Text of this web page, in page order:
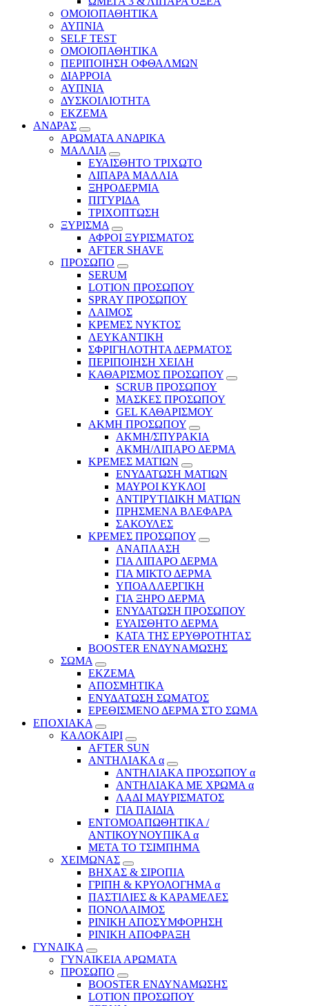
ΟΜΟΙΟΠΑΘΗΤΙΚΑ
ΑΥΠΝΙΑ
SELF TEST
ΟΜΟΙΟΠΑΘΗΤΙΚΑ
ΠΕΡΙΠΟΙΗΣΗ ΟΦΘΑΛΜΩΝ
ΔΙΑΡΡΟΙΑ
ΑΥΠΝΙΑ
ΔΥΣΚΟΙΛΙΟΤΗΤΑ
ΕΚΖΕΜΑ
ΑΝΔΡΑΣ
ΑΡΩΜΑΤΑ ΑΝΔΡΙΚΑ
ΜΑΛΛΙΑ
ΕΥΑΙΣΘΗΤΟ ΤΡΙΧΩΤΟ
ΛΙΠΑΡΑ ΜΑΛΛΙΑ
ΞΗΡΟΔΕΡΜΙΑ
ΠΙΤΥΡΙΔΑ
ΤΡΙΧΟΠΤΩΣΗ
ΞΥΡΙΣΜΑ
ΑΦΡΟΙ ΞΥΡΙΣΜΑΤΟΣ
AFTER SHAVE
ΠΡΟΣΩΠΟ
SERUM
LOTION ΠΡΟΣΩΠΟΥ
SPRAY ΠΡΟΣΩΠΟΥ
ΛΑΙΜΟΣ
ΚΡΕΜΕΣ ΝΥΚΤΟΣ
ΛΕΥΚΑΝΤΙΚΗ
ΣΦΡΙΓΗΛΟΤΗΤΑ ΔΕΡΜΑΤΟΣ
ΠΕΡΙΠΟΙΗΣΗ ΧΕΙΛΗ
ΚΑΘΑΡΙΣΜΟΣ ΠΡΟΣΩΠΟΥ
SCRUB ΠΡΟΣΩΠΟΥ
ΜΑΣΚΕΣ ΠΡΟΣΩΠΟΥ
GEL ΚΑΘΑΡΙΣΜΟΥ
ΑΚΜΗ ΠΡΟΣΩΠΟΥ
ΑΚΜΗ/ΣΠΥΡΑΚΙΑ
ΑΚΜΗ/ΛΙΠΑΡΟ ΔΕΡΜΑ
ΚΡΕΜΕΣ ΜΑΤΙΩΝ
ΕΝΥΔΑΤΩΣΗ ΜΑΤΙΩΝ
ΜΑΥΡΟΙ ΚΥΚΛΟΙ
ΑΝΤΙΡΥΤΙΔΙΚΗ ΜΑΤΙΩΝ
ΠΡΗΣΜΕΝΑ ΒΛΕΦΑΡΑ
ΣΑΚΟΥΛΕΣ
ΚΡΕΜΕΣ ΠΡΟΣΩΠΟΥ
ΑΝΑΠΛΑΣΗ
ΓΙΑ ΛΙΠΑΡΟ ΔΕΡΜΑ
ΓΙΑ ΜΙΚΤΟ ΔΕΡΜΑ
ΥΠΟΑΛΛΕΡΓΙΚΗ
ΓΙΑ ΞΗΡΟ ΔΕΡΜΑ
ΕΝΥΔΑΤΩΣΗ ΠΡΟΣΩΠΟΥ
ΕΥΑΙΣΘΗΤΟ ΔΕΡΜΑ
ΚΑΤΑ ΤΗΣ ΕΡΥΘΡΟΤΗΤΑΣ
BOOSTER ΕΝΔΥΝΑΜΩΣΗΣ
ΣΩΜΑ
ΕΚΖΕΜΑ
ΑΠΟΣΜΗΤΙΚΑ
ΕΝΥΔΑΤΩΣΗ ΣΩΜΑΤΟΣ
ΕΡΕΘΙΣΜΕΝΟ ΔΕΡΜΑ ΣΤΟ ΣΩΜΑ
ΕΠΟΧΙΑΚΑ
ΚΑΛΟΚΑΙΡΙ
AFTER SUN
ΑΝΤΗΛΙΑΚΑ α
ΑΝΤΗΛΙΑΚΑ ΠΡΟΣΩΠΟΥ α
ΑΝΤΗΛΙΑΚΑ ΜΕ ΧΡΩΜΑ α
ΛΑΔΙ ΜΑΥΡΙΣΜΑΤΟΣ
ΓΙΑ ΠΑΙΔΙΑ
ΕΝΤΟΜΟΑΠΩΘΗΤΙΚΑ /
ΑΝΤΙΚΟΥΝΟΥΠΙΚΑ α
ΜΕΤΑ ΤΟ ΤΣΙΜΠΗΜΑ
ΧΕΙΜΩΝΑΣ
ΒΗΧΑΣ & ΣΙΡΟΠΙΑ
ΓΡΙΠΗ & ΚΡΥΟΛΟΓΗΜΑ α
ΠΑΣΤΙΛΙΕΣ & ΚΑΡΑΜΕΛΕΣ
ΠΟΝΟΛΑΙΜΟΣ
ΡΙΝΙΚΗ ΑΠΟΣΥΜΦΟΡΗΣΗ
ΡΙΝΙΚΗ ΑΠΟΦΡΑΞΗ
ΓΥΝΑΙΚΑ
ΓΥΝΑΙΚΕΙΑ ΑΡΩΜΑΤΑ
ΠΡΟΣΩΠΟ
BOOSTER ΕΝΔΥΝΑΜΩΣΗΣ
LOTION ΠΡΟΣΩΠΟΥ